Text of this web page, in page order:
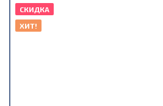
СКИДКА
ХИТ!